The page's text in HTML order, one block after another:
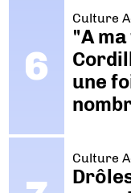
Culture
"A
une
Culture